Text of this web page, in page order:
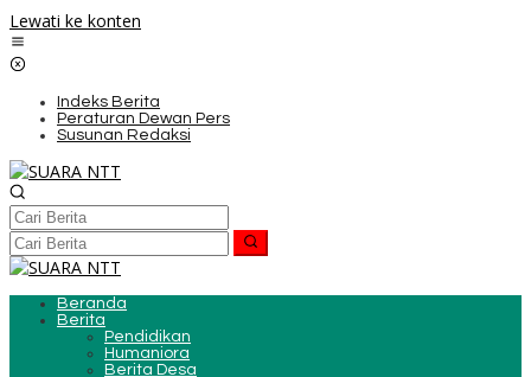
Lewati ke konten
Indeks Berita
Peraturan Dewan Pers
Susunan Redaksi
Beranda
Berita
Pendidikan
Humaniora
Berita Desa